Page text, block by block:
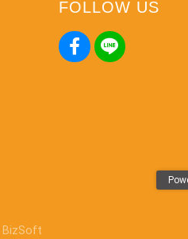
FOLLOW US
BizSoft